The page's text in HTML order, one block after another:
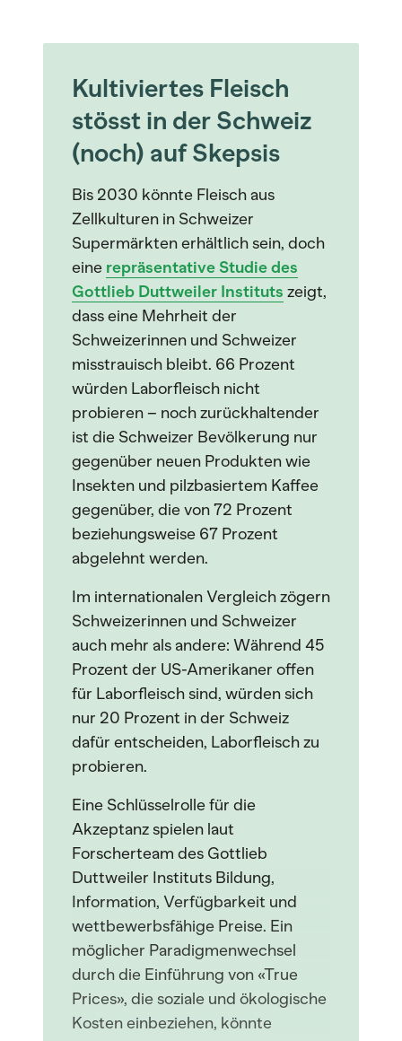
Kultiviertes Fleisch
stösst in der Schweiz
(noch) auf Skepsis
Bis 2030 könnte Fleisch aus
Zellkulturen in Schweizer
Supermärkten erhältlich sein, doch
eine repräsentative Studie des
Gottlieb Duttweiler Instituts zeigt,
dass eine Mehrheit der
Schweizerinnen und Schweizer
misstrauisch bleibt. 66 Prozent
würden Laborfleisch nicht
probieren – noch zurückhaltender
ist die Schweizer Bevölkerung nur
gegenüber neuen Produkten wie
Insekten und pilzbasiertem Kaffee
gegenüber, die von 72 Prozent
beziehungsweise 67 Prozent
abgelehnt werden.
Im internationalen Vergleich zögern
Schweizerinnen und Schweizer
auch mehr als andere: Während 45
Prozent der US-Amerikaner offen
für Laborfleisch sind, würden sich
nur 20 Prozent in der Schweiz
dafür entscheiden, Laborfleisch zu
probieren.
Eine Schlüsselrolle für die
Akzeptanz spielen laut
Forscherteam des Gottlieb
Duttweiler Instituts Bildung,
Information, Verfügbarkeit und
wettbewerbsfähige Preise. Ein
möglicher Paradigmenwechsel
durch die Einführung von «True
Prices», die soziale und ökologische
Kosten einbeziehen, könnte